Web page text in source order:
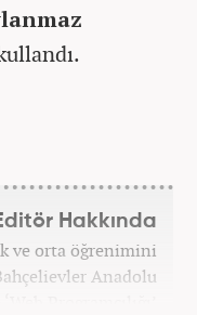
Hakkında
ve orta öğrenimini
Anadolu
Programcılığı’